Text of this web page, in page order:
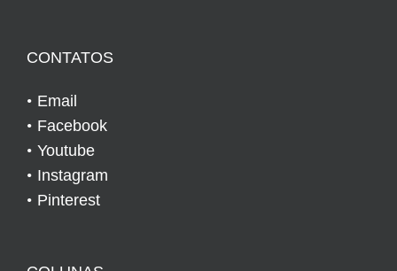
CONTATOS
Email
Facebook
Youtube
Instagram
Pinterest